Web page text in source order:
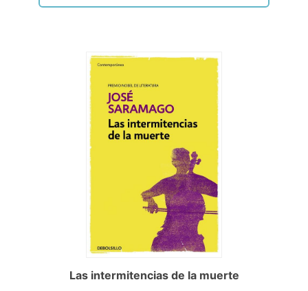
Las intermitencias de la muerte